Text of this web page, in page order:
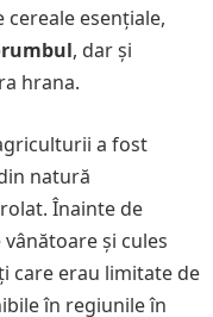
esențiale,
, dar și
hrana.
a fost
natură
Înainte de
și cules
care erau limitate de
în regiunile în